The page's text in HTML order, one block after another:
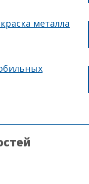
металла